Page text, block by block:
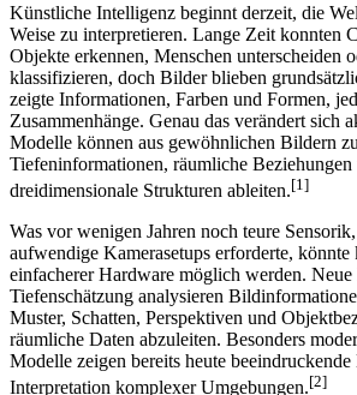
Künstliche Intelligenz beginnt derzeit, die
Weise zu interpretieren. Lange Zeit konnten
Objekte erkennen, Menschen unterscheiden
klassifizieren, doch Bilder blieben
zeigte Informationen, Farben und Formen,
Zusammenhänge. Genau das verändert sich
Modelle können aus gewöhnlichen Bildern
Tiefeninformationen, räumliche
dreidimensionale Strukturen ableiten.[1]
Was vor wenigen Jahren noch teure
aufwendige Kamerasetups erforderte,
einfacherer Hardware möglich werden.
Tiefenschätzung analysieren
Muster, Schatten, Perspektiven und
räumliche Daten abzuleiten. Besonders
Modelle zeigen bereits heute beeindruckende
Interpretation komplexer Umgebungen.[2]